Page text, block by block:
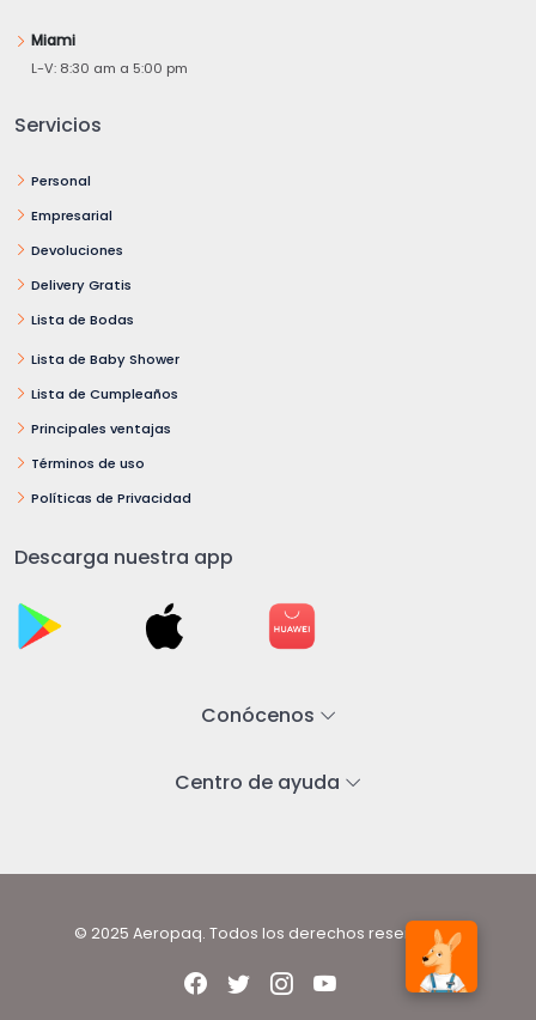
Miami
L-V: 8:30 am a 5:00 pm
Servicios
Personal
Empresarial
Devoluciones
Delivery Gratis
Lista de Bodas
Lista de Baby Shower
Lista de Cumpleaños
Principales ventajas
Términos de uso
Políticas de Privacidad
Descarga nuestra app
Conócenos
Centro de ayuda
© 2025 Aeropaq. Todos los derechos reservados.